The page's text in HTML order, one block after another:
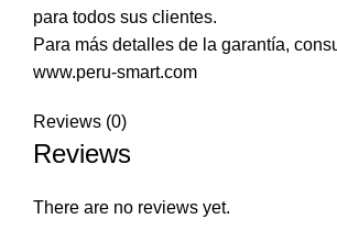
para todos sus clientes.
Para más detalles de la garantía,
www.peru-smart.com
Reviews (0)
Reviews
There are no reviews yet.